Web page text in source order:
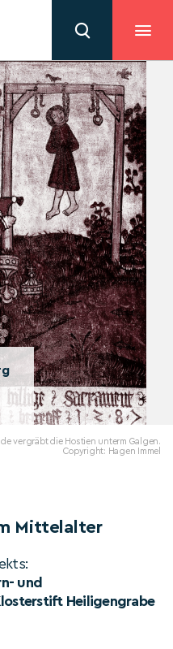
vergräbt die Hostien unterm Galgen.
Copyright: Hagen Immel
Mittelalter
und
Heiligengrabe